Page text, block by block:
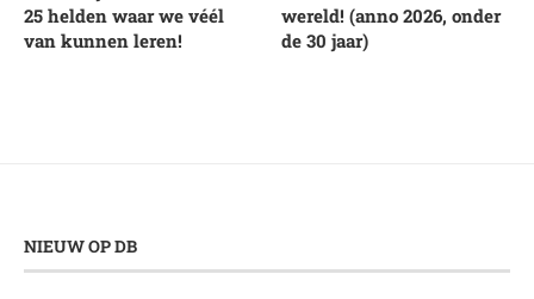
25 helden waar we véél
van kunnen leren!
wereld! (anno 2026, onder
de 30 jaar)
NIEUW OP DB